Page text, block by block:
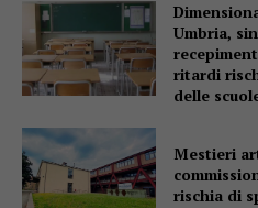
Umbria,
ritardi
delle
Mestieri
rischia di